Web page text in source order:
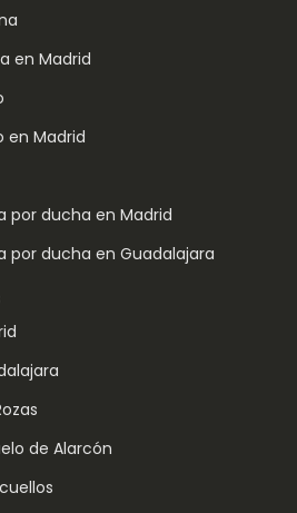
en Madrid
en Madrid
por ducha en Madrid
por ducha en Guadalajara
de Alarcón